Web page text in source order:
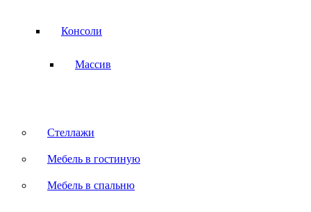
Консоли
Массив
Стеллажи
Мебель в гостиную
Мебель в спальню